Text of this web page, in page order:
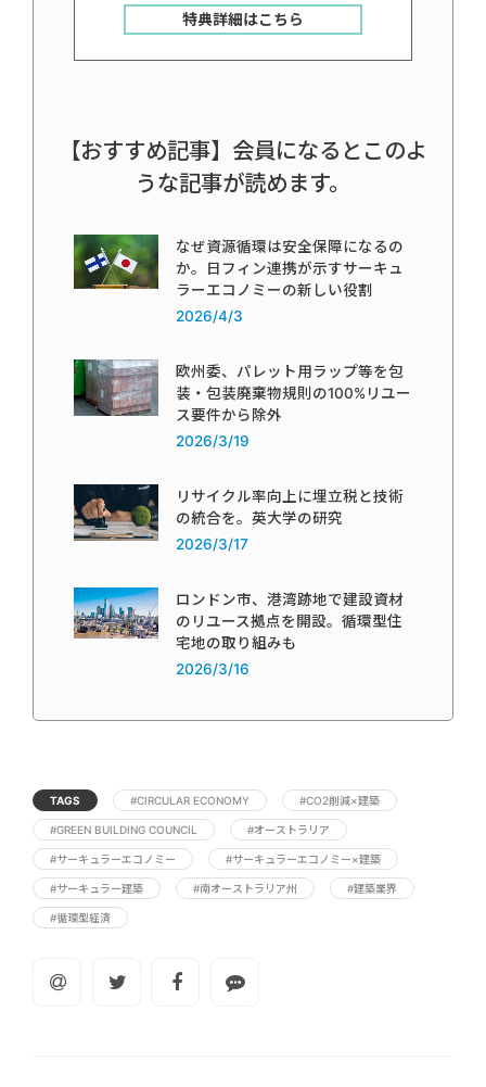
特典詳細はこちら
【おすすめ記事】会員になるとこのよ
うな記事が読めます。
なぜ資源循環は安全保障になるの
か。日フィン連携が示すサーキュ
ラーエコノミーの新しい役割
2026/4/3
欧州委、パレット用ラップ等を包
装・包装廃棄物規則の100%リユー
ス要件から除外
2026/3/19
リサイクル率向上に埋立税と技術
の統合を。英大学の研究
2026/3/17
ロンドン市、港湾跡地で建設資材
のリユース拠点を開設。循環型住
宅地の取り組みも
2026/3/16
TAGS #CIRCULAR ECONOMY #CO2削減×建築
#GREEN BUILDING COUNCIL #オーストラリア
#サーキュラーエコノミー #サーキュラーエコノミー×建築
#サーキュラー建築 #南オーストラリア州 #建築業界
#循環型経済